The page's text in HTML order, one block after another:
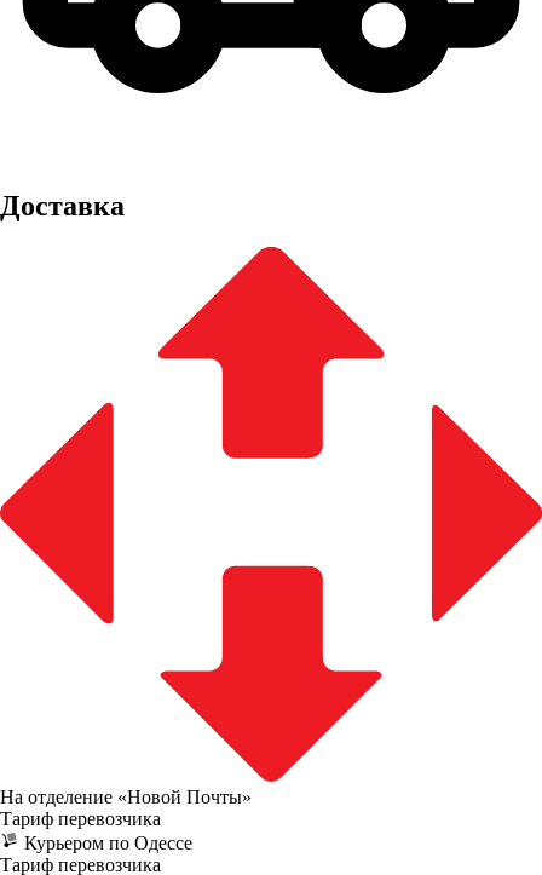
Доставка
На отделение «Новой Почты»
Тариф перевозчика
Курьером по Одессе
Тариф перевозчика